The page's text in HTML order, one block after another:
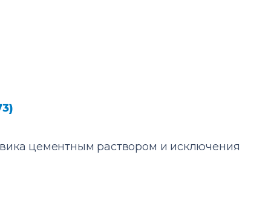
цементным раствором и исключения